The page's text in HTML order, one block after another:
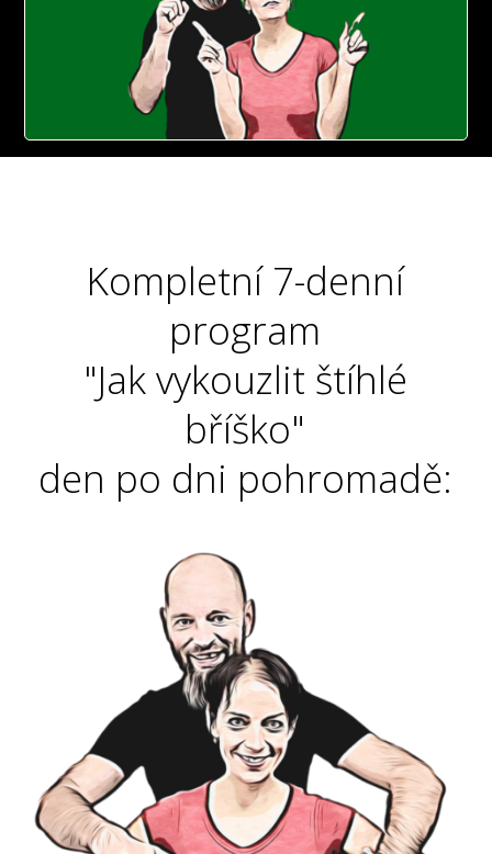
Kompletní 7-denní
program
"Jak vykouzlit štíhlé
bříško"
den po dni pohromadě: